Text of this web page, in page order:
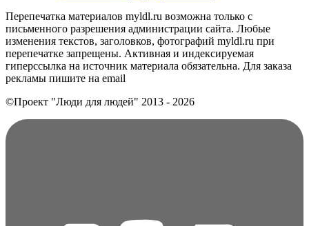
Перепечатка материалов myldl.ru возможна только с
письменного разрешения администрации сайта. Любые
изменения текстов, заголовков, фотографий myldl.ru при
перепечатке запрещены. Активная и индексируемая
гиперссылка на источник материала обязательна. Для заказа
рекламы пишите на еmail
©Проект "Люди для людей" 2013 - 2026